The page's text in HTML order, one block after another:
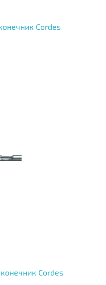
Cordes
Cordes